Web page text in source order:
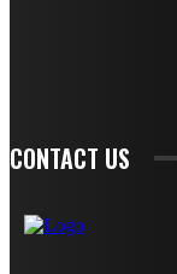
CONTACT US